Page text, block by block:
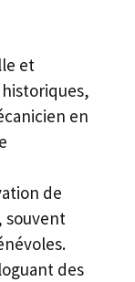
et
en
de
souvent
des